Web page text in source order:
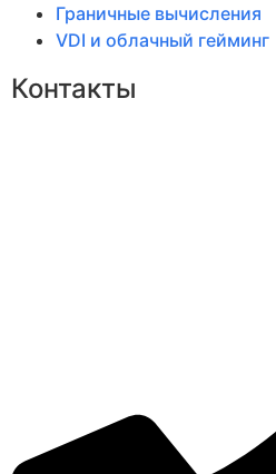
Граничные вычисления
VDI и облачный гейминг
Контакты